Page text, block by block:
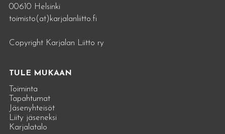
00610 Helsinki
toimisto(at)karjalanliitto.fi
Copyright Karjalan Liitto ry
TULE MUKAAN
Toiminta
Tapahtumat
Jäsenyhteisöt
Liity jäseneksi
Karjalatalo